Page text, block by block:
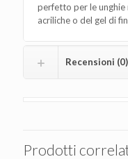
perfetto per le
acriliche o del gel di
Recensioni (0)
Prodotti